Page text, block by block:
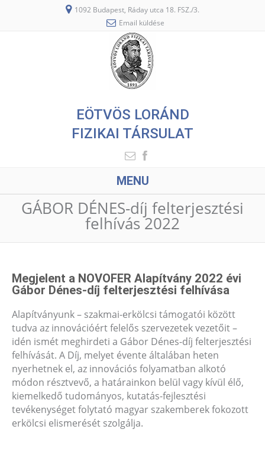
1092 Budapest, Ráday utca 18. FSZ./3.
Email küldése
EÖTVÖS LORÁND
FIZIKAI TÁRSULAT
MENU
GÁBOR DÉNES-díj felterjesztési
felhívás 2022
Megjelent a NOVOFER Alapítvány 2022 évi
Gábor Dénes-díj felterjesztési felhívása
Alapítványunk – szakmai-erkölcsi támogatói között
tudva az innovációért felelős szervezetek vezetőit –
idén ismét meghirdeti a Gábor Dénes-díj felterjesztési
felhívását. A Díj, melyet évente általában heten
nyerhetnek el, az innovációs folyamatban alkotó
módon résztvevő, a határainkon belül vagy kívül élő,
kiemelkedő tudományos, kutatás-fejlesztési
tevékenységet folytató magyar szakemberek fokozott
erkölcsi elismerését szolgálja.